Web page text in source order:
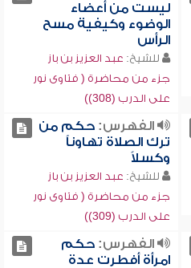
ليست من أعضاء
الوضوء وكيفية مسح
الرأس
للشيخ: عبد العزيز بن باز
جزء من محاضرة ( فتاوى نور
على الدرب (308))
الفهرس:حكم من
ترك الصلاة تهاوناً
وكسلاً
للشيخ: عبد العزيز بن باز
جزء من محاضرة ( فتاوى نور
على الدرب (309))
الفهرس:حكم
امرأة أفطرت عدة